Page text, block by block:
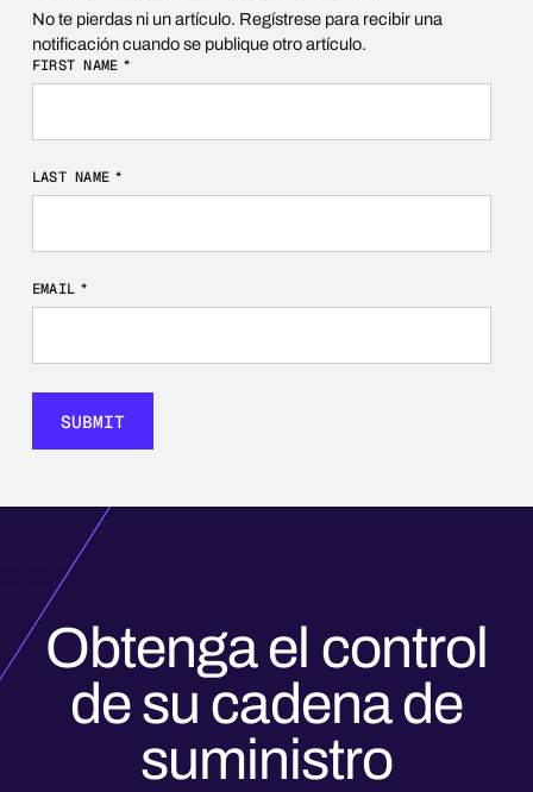
No te pierdas ni un artículo. Regístrese para recibir una
notificación cuando se publique otro artículo.
FIRST NAME *
LAST NAME *
EMAIL *
Obtenga el control
de su cadena de
suministro